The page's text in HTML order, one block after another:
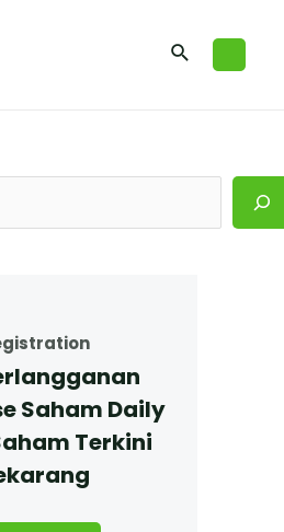
Saham Daily
Terkini